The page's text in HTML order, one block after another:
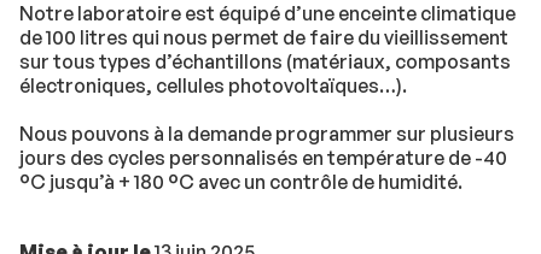
Notre laboratoire est équipé d’une enceinte climatique
de 100 litres qui nous permet de faire du vieillissement
sur tous types d’échantillons (matériaux, composants
électroniques, cellules photovoltaïques…).
Nous pouvons à la demande programmer sur plusieurs
jours des cycles personnalisés en température de -40
°C jusqu’à + 180 °C avec un contrôle de humidité.